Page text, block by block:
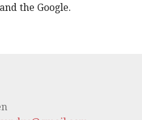
the Google.